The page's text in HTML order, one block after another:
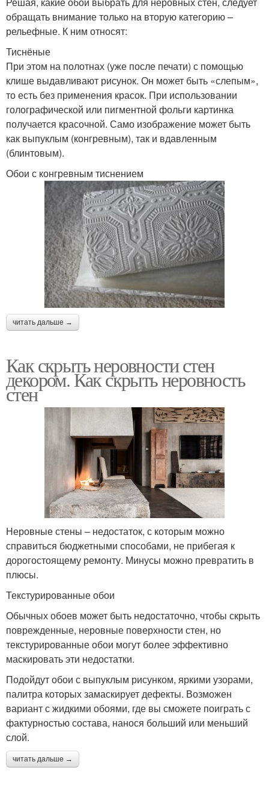
обращать внимание только на вторую категорию –
рельефные. К ним относят:
Тиснёные
При этом на полотнах (уже после печати) с помощью
клише выдавливают рисунок. Он может быть «слепым»,
то есть без применения красок. При использовании
голографической или пигментной фольги картинка
получается красочной. Само изображение может быть
как выпуклым (конгревным), так и вдавленным
(блинтовым).
Обои с конгревным тиснением
читать дальше →
Как скрыть неровности стен
декором. Как скрыть неровность
стен
Неровные стены – недостаток, с которым можно
справиться бюджетными способами, не прибегая к
дорогостоящему ремонту. Минусы можно превратить в
плюсы.
Текстурированные обои
Обычных обоев может быть недостаточно, чтобы скрыть
поврежденные, неровные поверхности стен, но
текстурированные обои могут более эффективно
маскировать эти недостатки.
Подойдут обои с выпуклым рисунком, яркими узорами,
палитра которых замаскирует дефекты. Возможен
вариант с жидкими обоями, где вы сможете поиграть с
фактурностью состава, нанося больший или меньший
слой.
читать дальше →